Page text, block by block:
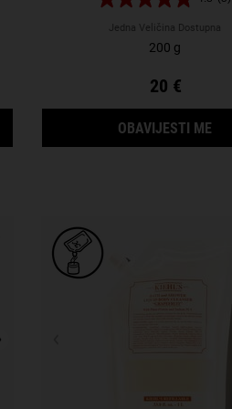
MEGA MOISTURE SQUALANE
Jedna Veličina Dostupna
200 g
20 €
OBAVIJESTI ME